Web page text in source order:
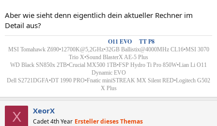
Aber wie sieht denn eigentlich dein aktueller Rechner im
Detail aus?
O11 EVO TT P8
MSI Tomahawk Z690•12700K@5,2GHz•32GB Ballistix@4000MHz CL16•MSI 3070
Trio X•Sound BlasterX AE-5 Plus
WD Black SN850x 2TB•Crucial MX500 1TB•FSP Hydro Ti Pro 850W•Lian Li O11
Dynamic EVO
Dell S2721DGFA•DT 1990 PRO•Fnatic miniSTREAK MX Silent RED•Logitech G502
X Plus
X XeorX
Cadet 4th Year Ersteller dieses Themas